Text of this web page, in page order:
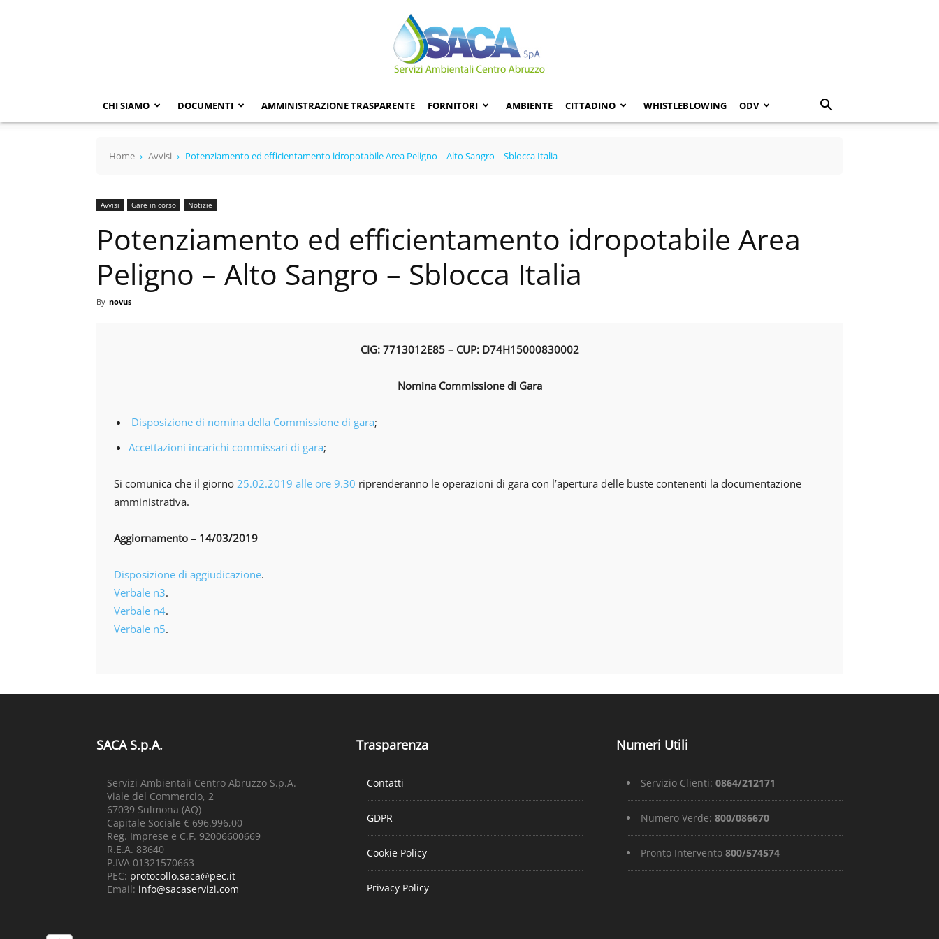
CHI SIAMO DOCUMENTI AMMINISTRAZIONE TRASPARENTE FORNITORI AMBIENTE CITTADINO WHISTLEBLOWING ODV
Home Avvisi Potenziamento ed efficientamento idropotabile Area Peligno – Alto Sangro – Sblocca Italia
Avvisi Gare in corso Notizie
Potenziamento ed efficientamento idropotabile Area
Peligno – Alto Sangro – Sblocca Italia
By novus -
CIG: 7713012E85 – CUP: D74H15000830002
Nomina Commissione di Gara
Disposizione di nomina della Commissione di gara;
Accettazioni incarichi commissari di gara;
Si comunica che il giorno 25.02.2019 alle ore 9.30 riprenderanno le operazioni di gara con l’apertura delle buste contenenti la documentazione
amministrativa.
Aggiornamento – 14/03/2019
Disposizione di aggiudicazione.
Verbale n3.
Verbale n4.
Verbale n5.
SACA S.p.A.
Servizi Ambientali Centro Abruzzo S.p.A.
Viale del Commercio, 2
67039 Sulmona (AQ)
Capitale Sociale € 696.996,00
Reg. Imprese e C.F. 92006600669
R.E.A. 83640
P.IVA 01321570663
PEC: protocollo.saca@pec.it
Email: info@sacaservizi.com
Trasparenza
Contatti
GDPR
Cookie Policy
Privacy Policy
Numeri Utili
Servizio Clienti: 0864/212171
Numero Verde: 800/086670
Pronto Intervento 800/574574